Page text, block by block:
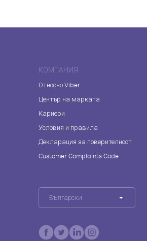
КОМПАНИЯ
Относно Viber
Център на марката
Кариери
Условия и правила
Декларация за поверителност
Customer Complaints Code
Български